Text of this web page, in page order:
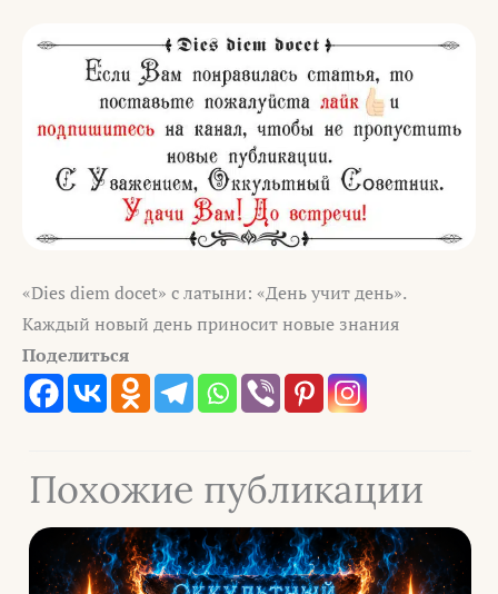
«Dies diem docet» с латыни: «День учит день».
Каждый новый день приносит новые знания
Поделиться
Похожие публикации